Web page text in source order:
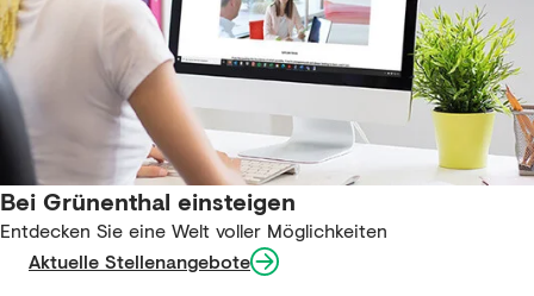
Bei Grünenthal einsteigen
Entdecken Sie eine Welt voller Möglichkeiten
Aktuelle Stellenangebote